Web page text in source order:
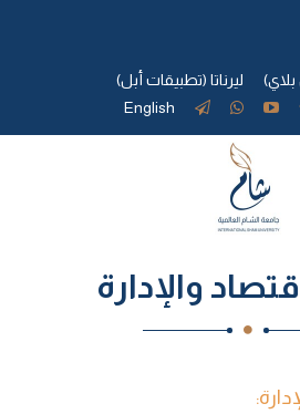
بلاي)
ليرناتا (تطبيقات أبل)
English
والإدارة